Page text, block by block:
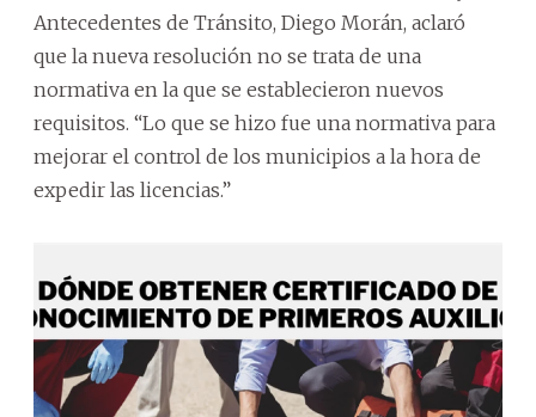
Antecedentes de Tránsito, Diego Morán, aclaró
que la nueva resolución no se trata de una
normativa en la que se establecieron nuevos
requisitos. “Lo que se hizo fue una normativa para
mejorar el control de los municipios a la hora de
expedir las licencias.”